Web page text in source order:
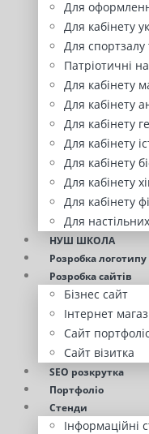
Для
Для кабінету
Для спортзалу
Патріотичні
Для кабінету
Для кабінету
Для кабінету
Для кабінету
Для кабінету
Для кабінету
Для кабінету
Для
НУШ ШКОЛА
Розробка логотипу
Розробка сайтів
Бізнес сайт
Інтернет
Сайт
Сайт візитка
SEO розкрутка
Портфоліо
Стенди
Інформаційні